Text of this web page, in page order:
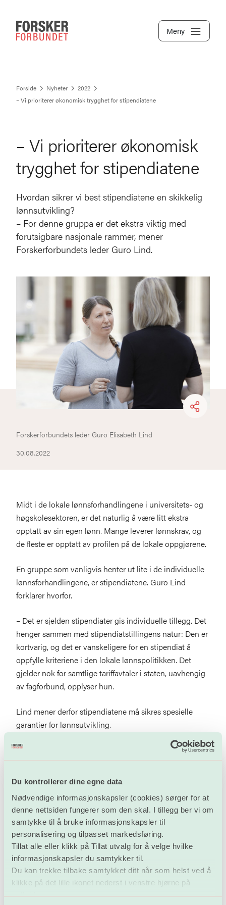
Du kontrollerer dine egne data
Nødvendige informasjonskapsler (cookies) sørger for at
denne nettsiden fungerer som den skal. I tillegg ber vi om
samtykke til å bruke informasjonskapsler til
personalisering og tilpasset markedsføring.
Tillat alle eller klikk på Tillat utvalg for å velge hvilke
informasjonskapsler du samtykker til.
Du kan trekke tilbake samtykket ditt når som helst ved å
klikke på det lille ikonet nederst i venstre hjørne på
nettsiden.
Meny
Forside Nyheter
2022
– Vi prioriterer økonomisk trygghet for stipendiatene
– Vi prioriterer økonomisk
trygghet for stipendiatene
Hvordan sikrer vi best stipendiatene en skikkelig
lønnsutvikling?
– For denne gruppa er det ekstra viktig med
forutsigbare nasjonale rammer, mener
Forskerforbundets leder Guro Lind.
30.08.2022
Forskerforbundets leder Guro Elisabeth Lind
Midt i de lokale lønnsforhandlingene i universitets- og
høgskolesektoren, er det naturlig å være litt ekstra
opptatt av sin egen lønn. Mange leverer lønnskrav, og
de fleste er opptatt av profilen på de lokale oppgjørene.
En gruppe som vanligvis henter ut lite i de individuelle
lønnsforhandlingene, er stipendiatene. Guro Lind
forklarer hvorfor.
– Det er sjelden stipendiater gis individuelle tillegg. Det
henger sammen med stipendiatstillingens natur: Den er
kortvarig, og det er vanskeligere for en stipendiat å
oppfylle kriteriene i den lokale lønnspolitikken. Det
gjelder nok for samtlige tariffavtaler i staten, uavhengig
av fagforbund, opplyser hun.
Lind mener derfor stipendiatene må sikres spesielle
garantier for lønnsutvikling.
– Vi i Forskerforbundet prioriterer stipendiatenes lønns-
og arbeidsbetingelser. Derfor har alltid stipendiatene
stått høyt på blokka i våre nasjonale lønnsforhandlinger
med staten. Gjennom minstelønnssatser og
automatiske stiger har vi sikret stipendiatene en bedre
lønnsutvikling. Blant annet forhandlet vi fram økt
startlønn for stipendiater i 2019, og en lønnsstige med
tre prosents lønnsutvikling i årets oppgjør. Det er dette
som er den mest effektive måten å sikre stipendiatenes
lønn på. Få andre grupper har slike sikringsmekanismer,
sier Lind.